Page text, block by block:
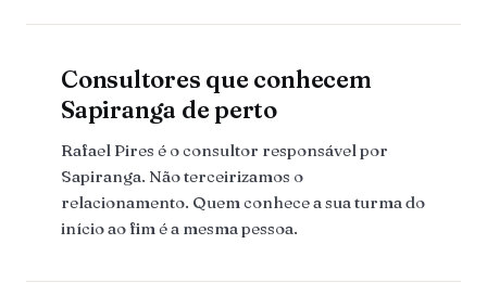
Consultores que conhecem
Sapiranga de perto
Rafael Pires é o consultor responsável por
Sapiranga. Não terceirizamos o
relacionamento. Quem conhece a sua turma do
início ao fim é a mesma pessoa.